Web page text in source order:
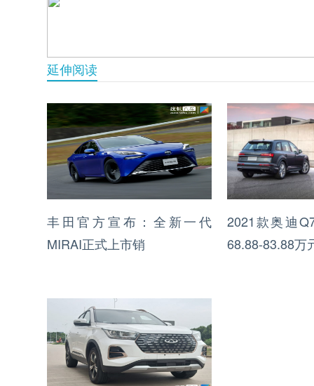
延伸阅读
丰田官方宣布：全新一代
MIRAI正式上市销
2021款奥迪
68.88-83.88万